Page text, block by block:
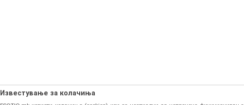
Известување за колачиња